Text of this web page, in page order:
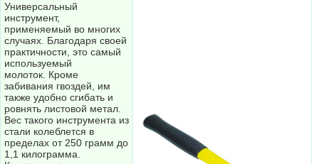
Универсальный
инструмент,
применяемый во многих
случаях. Благодаря своей
практичности, это самый
используемый
молоток. Кроме
забивания гвоздей, им
также удобно сгибать и
ровнять листовой метал.
Вес такого инструмента из
стали колеблется в
пределах от 250 грамм до
1,1 килограмма.